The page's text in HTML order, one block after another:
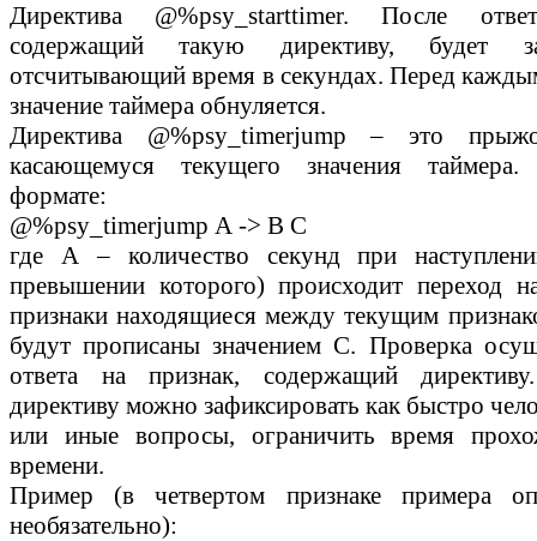
Директива @%psy_starttimer. После
содержащий такую директиву, будет
отсчитывающий время в секундах. Перед
значение таймера обнуляется.
Директива @%psy_timerjump – это
касающемуся текущего значения таймера.
формате:
@%psy_timerjump А -> В С
где А – количество секунд при
превышении которого) происходит переход
признаки находящиеся между текущим
будут прописаны значением С. Проверка
ответа на признак, содержащий
директиву можно зафиксировать как быстро
или иные вопросы, ограничить время
времени.
Пример (в четвертом признаке примера
необязательно):